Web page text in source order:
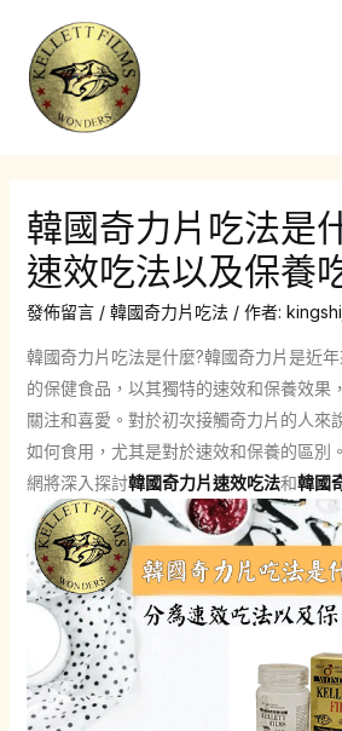
韓國奇力片吃法是
速效吃法以及保養
發佈留言 / 韓國奇力片吃法/ 作者:
韓國奇力片吃法是什麼?韓國奇力片是近
的保健食品，以其獨特的速效和保養效果
關注和喜愛。對於初次接觸奇力片的人來
如何食用，尤其是對於速效和保養的區別
網將深入探討韓國奇力片速效吃法和韓國